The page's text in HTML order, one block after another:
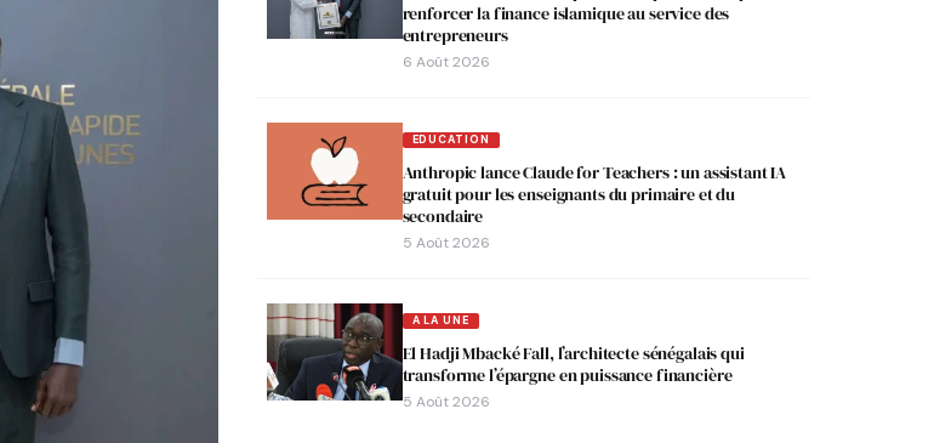
renforcer la finance islamique au service des
entrepreneurs
6 Août 2026
EDUCATION
Anthropic lance Claude for Teachers : un assistant IA
gratuit pour les enseignants du primaire et du
secondaire
5 Août 2026
A LA UNE
El Hadji Mbacké Fall, l’architecte sénégalais qui
transforme l’épargne en puissance financière
5 Août 2026